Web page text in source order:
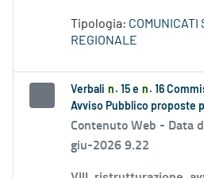
Tipologia: COMUNICATI
REGIONALE
Verbali n . 15 e n . 16
Avviso Pubblico proposte
Contenuto Web - Data
giu-2026 9.22